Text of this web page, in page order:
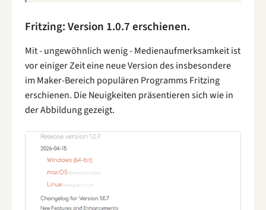
Fritzing: Version 1.0.7 erschienen.
Mit - ungewöhnlich wenig - Medienaufmerksamkeit ist
vor einiger Zeit eine neue Version des insbesondere
im Maker-Bereich populären Programms Fritzing
erschienen. Die Neuigkeiten präsentieren sich wie in
der Abbildung gezeigt.